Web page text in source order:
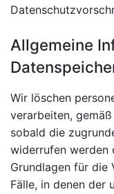
Allgemeine
Wir löschen
verarbeiten,
sobald die
widerrufen werden
Grundlagen für die
Fälle, in denen der